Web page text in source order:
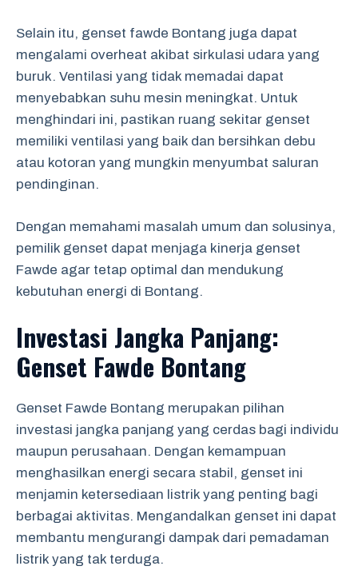
Selain itu, genset fawde Bontang juga dapat
mengalami overheat akibat sirkulasi udara yang
buruk. Ventilasi yang tidak memadai dapat
menyebabkan suhu mesin meningkat. Untuk
menghindari ini, pastikan ruang sekitar genset
memiliki ventilasi yang baik dan bersihkan debu
atau kotoran yang mungkin menyumbat saluran
pendinginan.
Dengan memahami masalah umum dan solusinya,
pemilik genset dapat menjaga kinerja genset
Fawde agar tetap optimal dan mendukung
kebutuhan energi di Bontang.
Investasi Jangka Panjang:
Genset Fawde Bontang
Genset Fawde Bontang merupakan pilihan
investasi jangka panjang yang cerdas bagi individu
maupun perusahaan. Dengan kemampuan
menghasilkan energi secara stabil, genset ini
menjamin ketersediaan listrik yang penting bagi
berbagai aktivitas. Mengandalkan genset ini dapat
membantu mengurangi dampak dari pemadaman
listrik yang tak terduga.